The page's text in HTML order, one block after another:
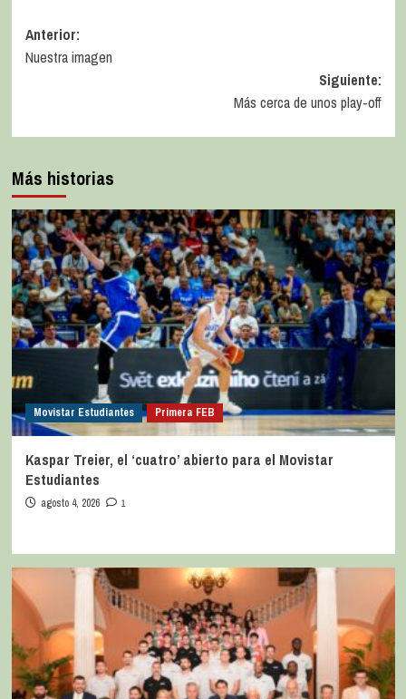
Anterior:
Nuestra imagen
Siguiente:
Más cerca de unos play-off
Más historias
Movistar Estudiantes Primera FEB
Kaspar Treier, el ‘cuatro’ abierto para el Movistar
Estudiantes
agosto 4, 2026 1